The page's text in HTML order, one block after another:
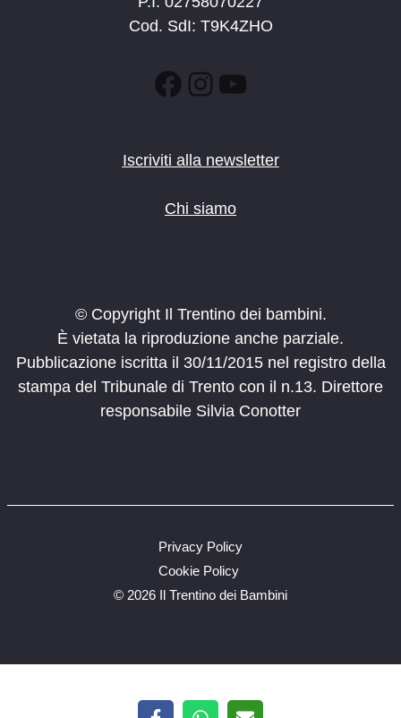
Cod. SdI: T9K4ZHO
Facebook
Instagram
YouTube
Iscriviti alla newsletter
Chi siamo
© Copyright Il Trentino dei bambini.
È vietata la riproduzione anche parziale.
Pubblicazione iscritta il 30/11/2015 nel registro della
stampa del Tribunale di Trento con il n.13. Direttore
responsabile Silvia Conotter
© 2026 Il Trentino dei Bambini
Privacy Policy
Cookie Policy